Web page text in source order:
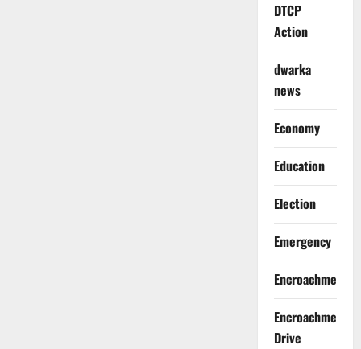
DTCP
Action
dwarka
news
Economy
Education
Election
Emergency
Encroachment
Encroachment
Drive